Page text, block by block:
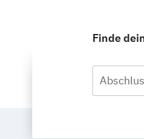
Finde